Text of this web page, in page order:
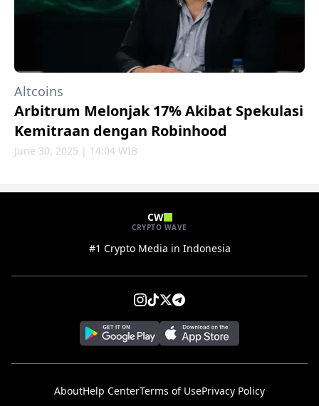
Altcoins
Arbitrum Melonjak 17% Akibat Spekulasi
Kemitraan dengan Robinhood
June 30, 2025 | 14:04 WIB
CW
CRYPTO WAVE
#1 Crypto Media in Indonesia
AboutHelp CenterTerms of UsePrivacy Policy